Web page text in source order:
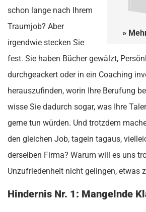
»
schon lange nach Ihrem
Traumjob? Aber
irgendwie stecken Sie
fest. Sie haben Bücher gewälzt,
durchgeackert oder in ein Coaching
herauszufinden, worin Ihre Berufung
wisse Sie dadurch sogar, was Ihre
gerne tun würden. Und trotzdem
den gleichen Job, tagein tagaus,
derselben Firma? Warum will es uns
Unzufriedenheit nicht gelingen, etwas
Hindernis Nr. 1: Mangelnde